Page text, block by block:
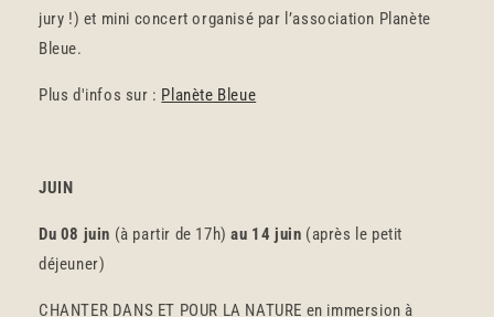
jury !) et mini concert organisé par l’association Planète
Bleue.
Plus d'infos sur : Planète Bleue
JUIN
Du 08 juin (à partir de 17h)au 14 juin (après le petit
déjeuner)
CHANTER DANS ET POUR LA NATURE en immersion à